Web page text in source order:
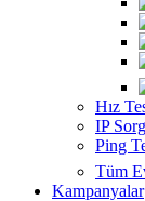
Hız
IP
Ping
Tüm
Kampanyalar